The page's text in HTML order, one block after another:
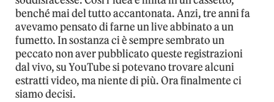
benché mai del tutto accantonata. Anzi, tre anni fa
avevamo pensato di farne un live abbinato a un
fumetto. In sostanza ci è sempre sembrato un
peccato non aver pubblicato queste registrazioni
dal vivo, su YouTube si potevano trovare alcuni
estratti video, ma niente di più. Ora finalmente ci
siamo decisi.